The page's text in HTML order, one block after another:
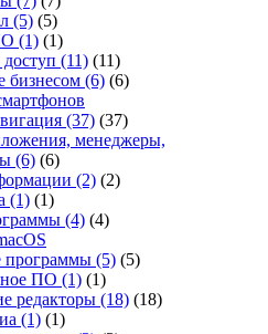
(5) (5)
(1) (1)
(11) (11)
бизнесом (6) (6)
(37) (37)
менеджеры,
(6) (6)
(2) (2)
(1) (1)
(4) (4)
программы (5) (5)
ПО (1) (1)
редакторы (18) (18)
(1) (1)